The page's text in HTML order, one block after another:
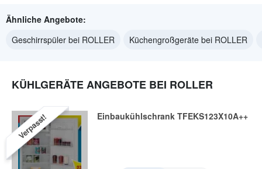
Ähnliche Angebote:
Geschirrspüler bei ROLLER
Küchengroßgeräte bei ROLLER
KÜHLGERÄTE ANGEBOTE BEI ROLLER
Verpasst! Einbaukühlschrank TFEKS123X10A++